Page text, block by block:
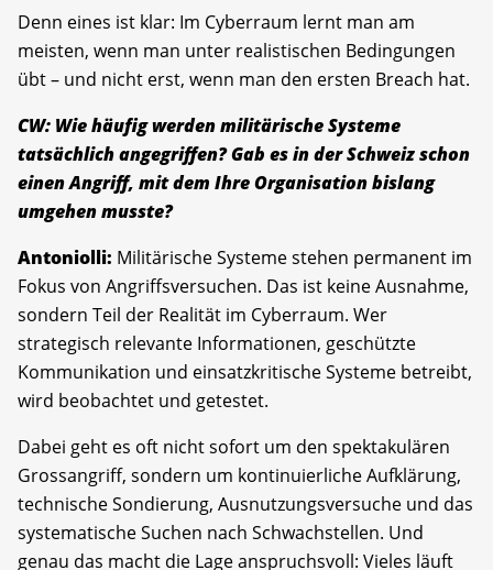
Denn eines ist klar: Im Cyberraum lernt man am
meisten, wenn man unter realistischen Bedingungen
übt – und nicht erst, wenn man den ersten Breach hat.
CW: Wie häufig werden militärische Systeme
tatsächlich angegriffen? Gab es in der Schweiz schon
einen Angriff, mit dem Ihre Organisation bislang
umgehen musste?
Antoniolli: Militärische Systeme stehen permanent im
Fokus von Angriffsversuchen. Das ist keine Ausnahme,
sondern Teil der Realität im Cyberraum. Wer
strategisch relevante Informationen, geschützte
Kommunikation und einsatzkritische Systeme betreibt,
wird beobachtet und getestet.
Dabei geht es oft nicht sofort um den spektakulären
Grossangriff, sondern um kontinuierliche Aufklärung,
technische Sondierung, Ausnutzungsversuche und das
systematische Suchen nach Schwachstellen. Und
genau das macht die Lage anspruchsvoll: Vieles läuft